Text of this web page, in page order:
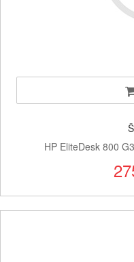
HP EliteDesk 800